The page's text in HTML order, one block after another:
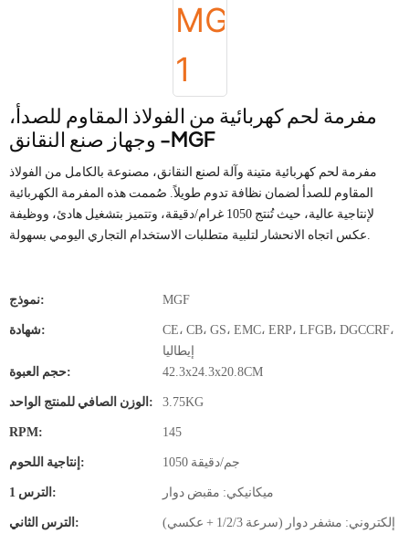
مفرمة لحم كهربائية من الفولاذ المقاوم للصدأ،
وجهاز صنع النقانق -MGF
مفرمة لحم كهربائية متينة وآلة لصنع النقانق، مصنوعة بالكامل من الفولاذ
المقاوم للصدأ لضمان نظافة تدوم طويلاً. صُممت هذه المفرمة الكهربائية
لإنتاجية عالية، حيث تُنتج 1050 غرام/دقيقة، وتتميز بتشغيل هادئ، ووظيفة
نموذج: MGF
شهادة:
CE، CB، GS، EMC، ERP، LFGB، DGCCRF،
إيطاليا
حجم العبوة:
42.3x24.3x20.8CM
الوزن الصافي للمنتج الواحد: 3.75KG
RPM: 145
إنتاجية اللحوم: 1050 جم/دقيقة
الترس 1: ميكانيكي: مقبض دوار
الترس الثاني: إلكتروني: مشفر دوار (سرعة 1/2/3 + عكسي)